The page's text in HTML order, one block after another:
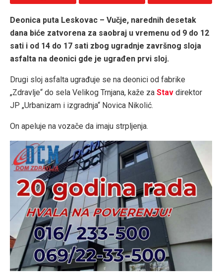
Deonica puta Leskovac – Vučje, narednih desetak
dana biće zatvorena za saobraj u vremenu od 9 do 12
sati i od 14 do 17 sati zbog ugradnje završnog sloja
asfalta na deonici gde je ugrađen prvi sloj.
Drugi sloj asfalta ugrađuje se na deonici od fabrike
„Zdravlje“ do sela Velikog Trnjana, kaže za Stav direktor
JP „Urbanizam i izgradnja“ Novica Nikolić.
On apeluje na vozače da imaju strpljenja.